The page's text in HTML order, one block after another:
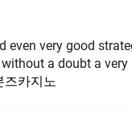
even very good
a doubt a
즈카지노